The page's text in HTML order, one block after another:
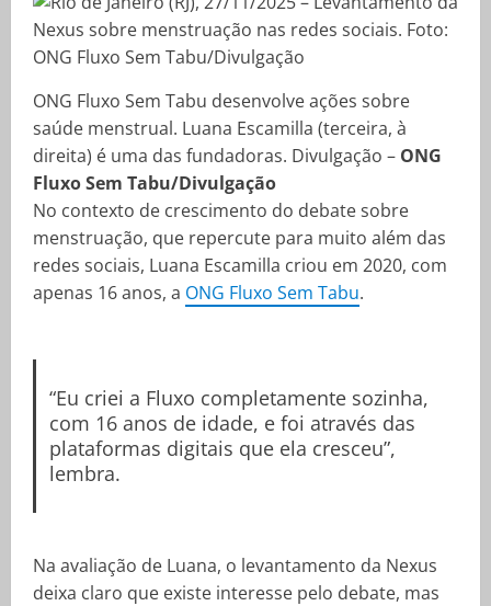
ONG Fluxo Sem Tabu desenvolve ações sobre
saúde menstrual. Luana Escamilla (terceira, à
direita) é uma das fundadoras. Divulgação – ONG
Fluxo Sem Tabu/Divulgação
No contexto de crescimento do debate sobre
menstruação, que repercute para muito além das
redes sociais, Luana Escamilla criou em 2020, com
apenas 16 anos, a ONG Fluxo Sem Tabu.
“Eu criei a Fluxo completamente sozinha,
com 16 anos de idade, e foi através das
plataformas digitais que ela cresceu”,
lembra.
Na avaliação de Luana, o levantamento da Nexus
deixa claro que existe interesse pelo debate, mas